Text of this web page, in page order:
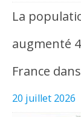
La
augmenté
France
20 juillet 2026